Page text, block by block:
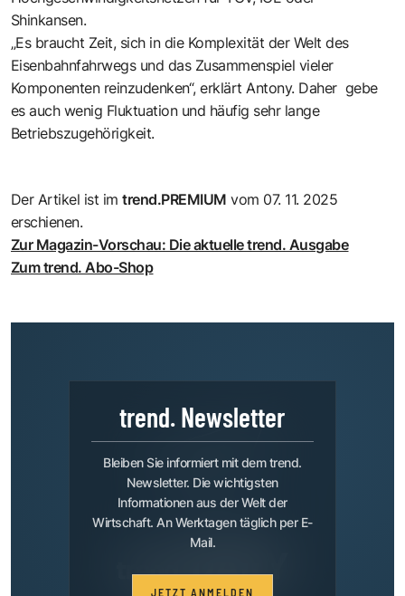
Shinkansen.
„Es braucht Zeit, sich in die Komplexität der Welt des
Eisenbahnfahrwegs und das Zusammenspiel vieler
Komponenten reinzudenken“, erklärt Antony. Daher gebe
es auch wenig Fluktuation und häufig sehr lange
Betriebszugehörigkeit.
Der Artikel ist imtrend.PREMIUM vom 07. 11. 2025
erschienen.
Zur Magazin-Vorschau: Die aktuelle trend. Ausgabe
Zum trend. Abo-Shop
trend. Newsletter
Bleiben Sie informiert mit dem trend.
Newsletter. Die wichtigsten
Informationen aus der Welt der
Wirtschaft. An Werktagen täglich per E-
Mail.
JETZT ANMELDEN